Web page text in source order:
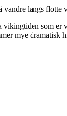
vandre langs
vikingtiden som
mye